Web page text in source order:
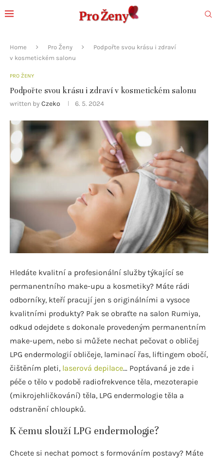
Home Pro Ženy
Podpořte svou krásu i zdraví
v kosmetickém salonu
PRO ŽENY
Podpořte svou krásu i zdraví v kosmetickém salonu
written by Czeko 6. 5. 2024
Hledáte kvalitní a profesionální služby týkající se
permanentního make-upu a kosmetiky? Máte rádi
odborníky, kteří pracují jen s originálními a vysoce
kvalitními produkty? Pak se obraťte na salon Rumiya,
odkud odejdete s dokonale provedeným permanentním
make-upem, nebo si můžete nechat pečovat o obličej
LPG endermologií obličeje, laminací řas, liftingem obočí,
čištěním pleti, laserová depilace… Poptávaná je zde i
péče o tělo v podobě radiofrekvence těla, mezoterapie
(mikrojehličkování) těla, LPG endermologie těla a
odstranění chloupků.
K čemu slouží LPG endermologie?
Chcete si nechat pomoct s formováním postavy? Máte